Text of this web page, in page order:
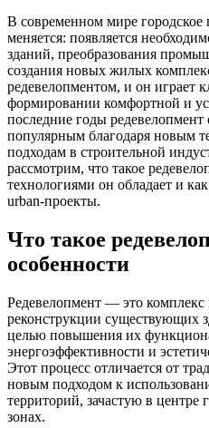
В современном мире городское
меняется: появляется
зданий, преобразования
создания новых жилых
редевелопментом, и он играет
формировании комфортной и
последние годы редевелопмент
популярным благодаря новым
подходам в строительной
рассмотрим, что такое
технологиями он обладает и
urban-проекты.
Что такое
особенности
Редевелопмент — это
реконструкции существующих
целью повышения их
энергоэффективности и
Этот процесс отличается от
новым подходом к
территорий, зачастую в
зонах.